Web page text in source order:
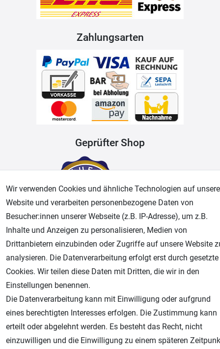
Zahlungsarten
Geprüfter Shop
Airbrush-City
Fachhandel für: Airbrushpistolen, Kompressoren, Airbrushfarben
Modellbau-City
Modellbau Shop
Wir verwenden Cookies und ähnliche Technologien auf
Website und verarbeiten personenbezogene Daten von
Besucher:innen unserer Webseite (z.B. IP-Adresse), um z.B.
Inhalte und Anzeigen zu personalisieren, Medien von
Drittanbietern einzubinden oder Zugriffe auf unsere Website
analysieren. Die Datenverarbeitung erfolgt erst durch gesetzte
Cookies. Wir teilen diese Daten mit Dritten, die wir in den
Einstellungen benennen.
Die Datenverarbeitung kann mit Einwilligung oder aufgrund
eines berechtigten Interesses erfolgen. Die Zustimmung kann
erteilt oder abgelehnt werden. Es besteht das Recht, nicht
einzuwilligen und die Einwilligung zu einem späteren